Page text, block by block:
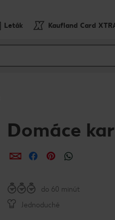
Leták Kaufland Card
Domáce
ZdieľaťZdieľaťZdieľať
do 60 minút
Jednoduché